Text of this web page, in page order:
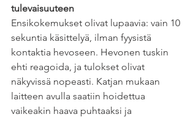
tulevaisuuteen
Ensikokemukset olivat lupaavia: vain 10
sekuntia käsittelyä, ilman fyysistä
kontaktia hevoseen. Hevonen tuskin
ehti reagoida, ja tulokset olivat
näkyvissä nopeasti. Katjan mukaan
laitteen avulla saatiin hoidettua
vaikeakin haava puhtaaksi ja